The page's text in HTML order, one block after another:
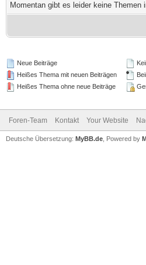
Momentan gibt es leider keine
Neue Beiträge
Heißes Thema mit neuen Beiträgen
Heißes Thema ohne neue Beiträge
Foren-Team Kontakt Your Website
Deutsche Übersetzung: MyBB.de , Powered by